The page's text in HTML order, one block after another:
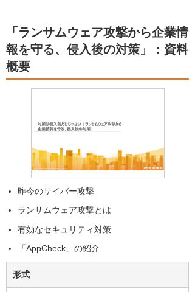
「ランサムウェア攻撃から企業情
報を守る、侵入後の対策」：資料
概要
昨今のサイバー攻撃
ランサムウェア攻撃とは
有効なセキュリティ対策
「AppCheck」の紹介
形式